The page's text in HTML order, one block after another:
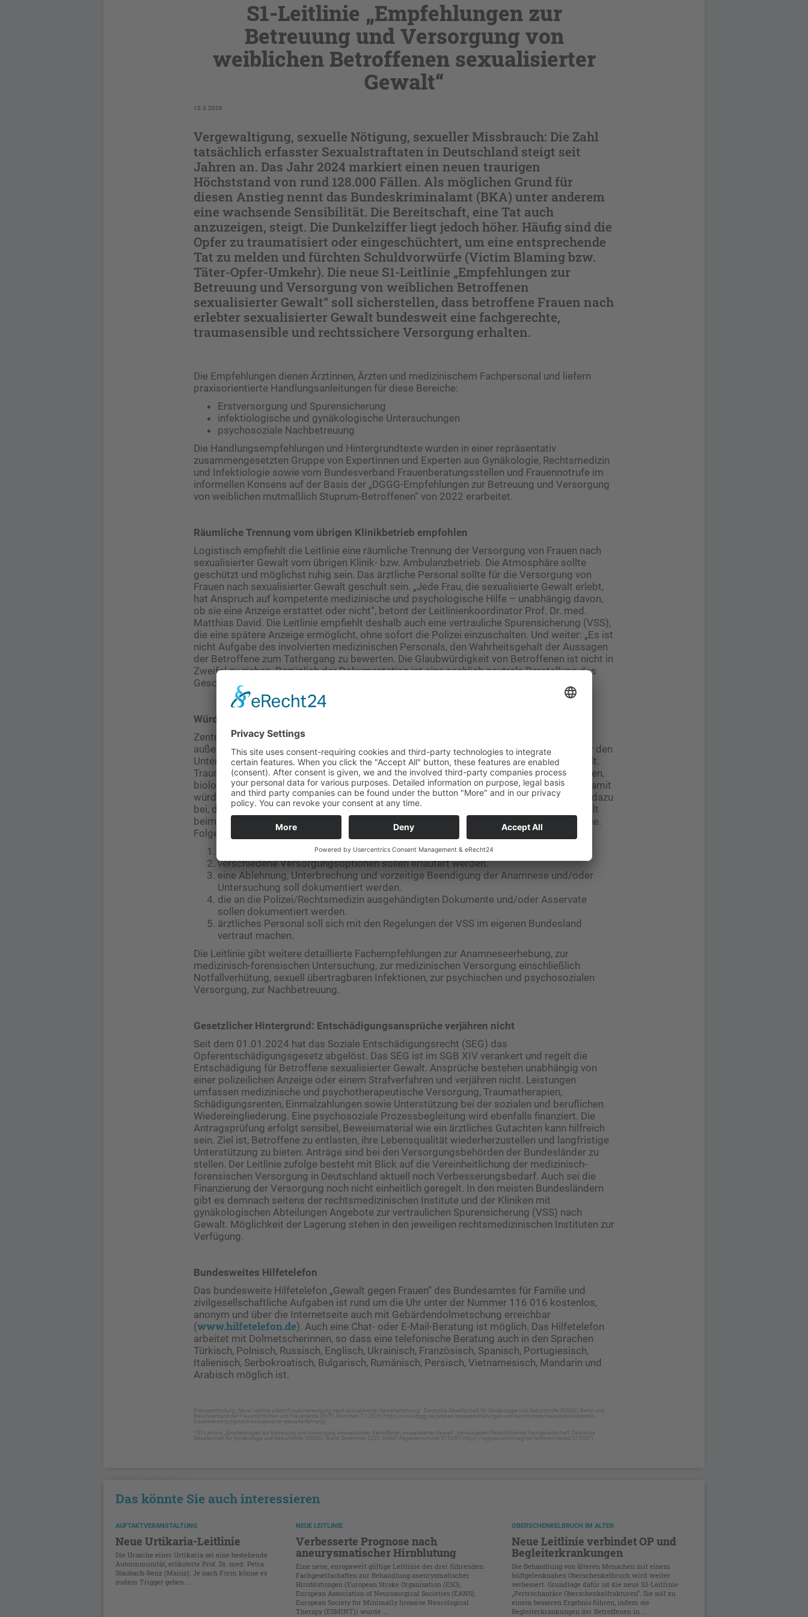
S1-Leitlinie „Empfehlungen zur
Betreuung und Versorgung von
weiblichen Betroffenen sexualisierter
Gewalt“
10.3.2026
Vergewaltigung, sexuelle Nötigung, sexueller Missbrauch: Die Zahl
tatsächlich erfasster Sexualstraftaten in Deutschland steigt seit
Jahren an. Das Jahr 2024 markiert einen neuen traurigen
Höchststand von rund 128.000 Fällen. Als möglichen Grund für
diesen Anstieg nennt das Bundeskriminalamt (BKA) unter anderem
eine wachsende Sensibilität. Die Bereitschaft, eine Tat auch
anzuzeigen, steigt. Die Dunkelziffer liegt jedoch höher. Häufig sind die
Opfer zu traumatisiert oder eingeschüchtert, um eine entsprechende
Tat zu melden und fürchten Schuldvorwürfe (Victim Blaming bzw.
Täter-Opfer-Umkehr). Die neue S1-Leitlinie „Empfehlungen zur
Betreuung und Versorgung von weiblichen Betroffenen
sexualisierter Gewalt“ soll sicherstellen, dass betroffene Frauen nach
erlebter sexualisierter Gewalt bundesweit eine fachgerechte,
traumasensible und rechtssichere Versorgung erhalten.
Die Empfehlungen dienen Ärztinnen, Ärzten und medizinischem Fachpersonal und liefern
praxisorientierte Handlungsanleitungen für diese Bereiche:
Erstversorgung und Spurensicherung
infektiologische und gynäkologische Untersuchungen
psychosoziale Nachbetreuung
Die Handlungsempfehlungen und Hintergrundtexte wurden in einer repräsentativ
zusammengesetzten Gruppe von Expertinnen und Experten aus Gynäkologie, Rechtsmedizin
und Infektiologie sowie vom Bundesverband Frauenberatungsstellen und Frauennotrufe im
informellen Konsens auf der Basis der „DGGG-Empfehlungen zur Betreuung und Versorgung
von weiblichen mutmaßlich Stuprum-Betroffenen“ von 2022 erarbeitet.
Räumliche Trennung vom übrigen Klinikbetrieb empfohlen
Logistisch empfiehlt die Leitlinie eine räumliche Trennung der Versorgung von Frauen nach
sexualisierter Gewalt vom übrigen Klinik- bzw. Ambulanzbetrieb. Die Atmosphäre sollte
geschützt und möglichst ruhig sein. Das ärztliche Personal sollte für die Versorgung von
Frauen nach sexualisierter Gewalt geschult sein. „Jede Frau, die sexualisierte Gewalt erlebt,
hat Anspruch auf kompetente medizinische und psychologische Hilfe – unabhängig davon,
ob sie eine Anzeige erstattet oder nicht“, betont der Leitlinienkoordinator Prof. Dr. med.
Matthias David. Die Leitlinie empfiehlt deshalb auch eine vertrauliche Spurensicherung (VSS),
die eine spätere Anzeige ermöglicht, ohne sofort die Polizei einzuschalten. Und weiter: „Es ist
nicht Aufgabe des involvierten medizinischen Personals, den Wahrheitsgehalt der Aussagen
der Betroffene zum Tathergang zu bewerten. Die Glaubwürdigkeit von Betroffenen ist nicht in
Zweifel zu ziehen. Bezüglich der Dokumentation ist eine sachlich-neutrale Darstellung des
Geschilderten für ein juristisches Verfahren von großer Bedeutung.“
Würde und Sicherheit der Patientin in den Mittelpunkt stellen
Zentral für eine gute Versorgung in dieser hochgradig sensiblen Situation ist demnach
außerdem eine traumainformierte Gesprächsführung, die den Betroffenen Kontrolle über den
Untersuchungsprozess ermöglicht und ihre Würde und Sicherheit in den Mittelpunkt stellt.
Traumainformiertes Vorgehen beinhalte ein Verständnis der tiefgreifenden neurologischen,
biologischen, psychischen und sozialen Auswirkungen eines Traumas auf eine Person. Damit
würden zwar keine traumabedingten Auswirkungen behandelt, das Vorgehen trage aber dazu
bei, die Hindernisse zu beseitigen, mit denen betroffene Frauen nach sexualisierter Gewalt
beim Zugang zur Gesundheitsversorgung konfrontiert sein können, heißt es in der Leitlinie.
Folgende Empfehlungen sind der Leitlinie zu entnehmen (Auswahl):
die Anwesenheit einer weiblichen Drittperson ist anzustreben
verschiedene Versorgungsoptionen sollen erläutert werden.
eine Ablehnung, Unterbrechung und vorzeitige Beendigung der Anamnese und/oder
Untersuchung soll dokumentiert werden.
die an die Polizei/Rechtsmedizin ausgehändigten Dokumente und/oder Asservate
sollen dokumentiert werden.
ärztliches Personal soll sich mit den Regelungen der VSS im eigenen Bundesland
vertraut machen.
Die Leitlinie gibt weitere detaillierte Fachempfehlungen zur Anamneseerhebung, zur
medizinisch-forensischen Untersuchung, zur medizinischen Versorgung einschließlich
Notfallverhütung, sexuell übertragbaren Infektionen, zur psychischen und psychosozialen
Versorgung, zur Nachbetreuung.
Gesetzlicher Hintergrund: Entschädigungsansprüche verjähren nicht
Seit dem 01.01.2024 hat das Soziale Entschädigungsrecht (SEG) das
Opferentschädigungsgesetz abgelöst. Das SEG ist im SGB XIV verankert und regelt die
Entschädigung für Betroffene sexualisierter Gewalt. Ansprüche bestehen unabhängig von
einer polizeilichen Anzeige oder einem Strafverfahren und verjähren nicht. Leistungen
umfassen medizinische und psychotherapeutische Versorgung, Traumatherapien,
Schädigungsrenten, Einmalzahlungen sowie Unterstützung bei der sozialen und beruflichen
Wiedereingliederung. Eine psychosoziale Prozessbegleitung wird ebenfalls finanziert. Die
Antragsprüfung erfolgt sensibel, Beweismaterial wie ein ärztliches Gutachten kann hilfreich
sein. Ziel ist, Betroffene zu entlasten, ihre Lebensqualität wiederherzustellen und langfristige
Unterstützung zu bieten. Anträge sind bei den Versorgungsbehörden der Bundesländer zu
stellen. Der Leitlinie zufolge besteht mit Blick auf die Vereinheitlichung der medizinisch-
forensischen Versorgung in Deutschland aktuell noch Verbesserungsbedarf. Auch sei die
Finanzierung der Versorgung noch nicht einheitlich geregelt. In den meisten Bundesländern
gibt es demnach seitens der rechtsmedizinischen Institute und der Kliniken mit
gynäkologischen Abteilungen Angebote zur vertraulichen Spurensicherung (VSS) nach
Gewalt. Möglichkeit der Lagerung stehen in den jeweiligen rechtsmedizinischen Instituten zur
Verfügung.
Bundesweites Hilfetelefon
Das bundesweite Hilfetelefon „Gewalt gegen Frauen“ des Bundesamtes für Familie und
zivilgesellschaftliche Aufgaben ist rund um die Uhr unter der Nummer 116 016 kostenlos,
anonym und über die Internetseite auch mit Gebärdendolmetschung erreichbar
(www.hilfetelefon.de). Auch eine Chat- oder E-Mail-Beratung ist möglich. Das Hilfetelefon
arbeitet mit Dolmetscherinnen, so dass eine telefonische Beratung auch in den Sprachen
Türkisch, Polnisch, Russisch, Englisch, Ukrainisch, Französisch, Spanisch, Portugiesisch,
Italienisch, Serbokroatisch, Bulgarisch, Rumänisch, Persisch, Vietnamesisch, Mandarin und
Arabisch möglich ist.
Pressemitteilung „Neue Leitlinie stärkt Frauenversorgung nach sexualisierter Gewalterfahrung“. Deutsche Gesellschaft für Gynäkologie und Geburtshilfe (DGGG), Berlin und
Berufsverband der Frauenärztinnen und Frauenärzte (BVF), München 7.1.2026 (https://www.dggg.de/presse/pressemitteilungen-und-nachrichten/neue-leitlinie-staerkt-
frauenversorgung-nach-sexualisierter-gewalterfahrung).
* S1-Leitlinie „Empfehlungen zur Betreuung und Versorgung vonweiblichen Betroffenen sexualisierter Gewalt“. Herausgeber/Federführende Fachgesellschaft: Deutsche
Gesellschaft für Gynäkologie und Geburtshilfe (DGGG). Stand: Dezember 2025, AWMF-Registernummer 015-097 (https://register.awmf.org/de/leitlinien/detail/015-097)
Das könnte Sie auch interessieren
AUFTAKTVERANSTALTUNG
Neue Urtikaria-Leitlinie
Die Ursache einer Urtikaria sei eine bestehende
Autoimmunität, erläuterte Prof. Dr. med. Petra
Staubach-Renz (Mainz). Je nach Form könne es
zudem Trigger geben. ...
NEUE LEITLINIE
Verbesserte Prognose nach
aneurysmatischer Hirnblutung
Eine neue, europaweit gültige Leitlinie der drei führenden
Fachgesellschaften zur Behandlung aneurysmatischer
Hirnblutungen (European Stroke Organisation (ESO),
European Association of Neurosurgical Societies (EANS),
European Society for Minimally Invasive Neurological
Therapy (ESMINT)) wurde ...
OBERSCHENKELBRUCH IM ALTER
Neue Leitlinie verbindet OP und
Begleiterkrankungen
Die Behandlung von älteren Menschen mit einem
hüftgelenknahen Oberschenkelbruch wird weiter
verbessert. Grundlage dafür ist die neue S3-Leitlinie
„Pertrochantäre Oberschenkelfrakturen“. Sie soll zu
einem besseren Ergebnis führen, indem sie
Begleiterkrankungen der Betroffenen in ...